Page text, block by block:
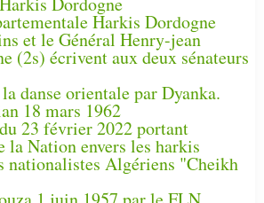
Harkis Dordogne
et le Général Henry-jean
(2s) écrivent aux deux sénateurs
danse orientale par Dyanka.
18 mars 1962
23 février 2022 portant
la Nation envers les harkis
nationalistes Algériens "Cheikh